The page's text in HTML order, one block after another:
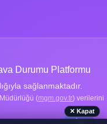
Durumu Platformu
sağlanmaktadır.
(mgm.gov.tr) verilerini
✕ Kapat